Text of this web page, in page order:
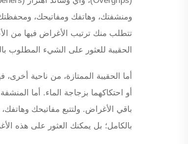
ومنشفتك، وهاتفك ومفاتيحك، ومحفظتك،
تتطلب منك ترتيب الأغراض فيها من
الحقيبة للعثور على الشيء المطلوب
أما الحقيبة الممتازة، من ناحية
أو احتكاكهما بزجاجة الماء. أما
باقي الأغراض. ولتتبع مفاتيحك
بالكامل؛ بل يمكنك العثور على هذه